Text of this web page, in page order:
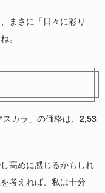
まさに「日々に彩り
。
カラ」の価格は、 2,53
高めに感じるかもしれ
考えれば、私は十分